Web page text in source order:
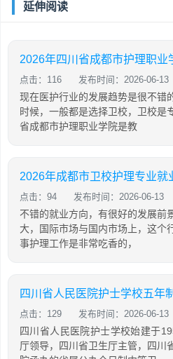
延伸阅读
2026年四川省成都市护理职业
点击：116 发布时间：2026-06-13
现在医护行业的发展趋势是很不错
时候，一般都是选择卫校，卫校是
省成都市护理职业学院是教
2026年成都市卫校护理专业就
点击：94 发布时间：2026-06-13
不错的就业方向，有很好的发展前
大，国际市场与国内市场上，这个
事护理工作是非常吃香的，
点击：129 发布时间：2026-06-13
四川省人民医院护士学校始建于
厅领导，四川省卫生厅主管，四川